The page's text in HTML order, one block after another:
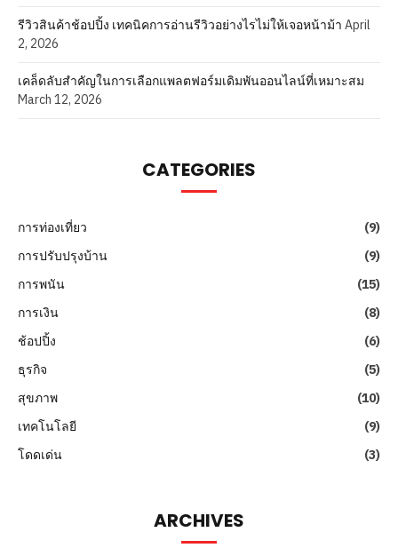
รีวิวสินค้าช้อปปิ้ง เทคนิคการอ่านรีวิวอย่างไรไม่ให้เจอหน้าม้า April
2, 2026
เคล็ดลับสำคัญในการเลือกแพลตฟอร์มเดิมพันออนไลน์ที่เหมาะสม
March 12, 2026
CATEGORIES
การท่องเที่ยว
(9)
การปรับปรุงบ้าน
(9)
การพนัน
(15)
การเงิน
(8)
ช้อปปิ้ง
(6)
ธุรกิจ
(5)
สุขภาพ
(10)
เทคโนโลยี
(9)
โดดเด่น
(3)
ARCHIVES